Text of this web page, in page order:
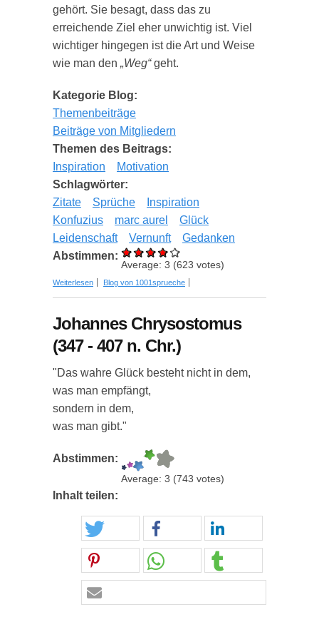
gehört. Sie besagt, dass das zu
erreichende Ziel eher unwichtig ist. Viel
wichtiger hingegen ist die Art und Weise
wie man den „Weg“geht.
Kategorie Blog:
Themenbeiträge
Beiträge von Mitgliedern
Themen des Beitrags:
Inspiration
Motivation
Schlagwörter:
Zitate
Sprüche
Inspiration
Konfuzius
marc aurel
Glück
Leidenschaft
Vernunft
Gedanken
Abstimmen:
Average: 3 (623 votes)
Weiterlesen über 3 legendäre Zitate und deren Bedeutung
Blog von 1001sprueche
Johannes Chrysostomus
(347 - 407 n. Chr.)
"Das wahre Glück besteht nicht in dem,
was man empfängt,
sondern in dem,
was man gibt."
Abstimmen:
Average: 3 (743 votes)
Inhalt teilen: